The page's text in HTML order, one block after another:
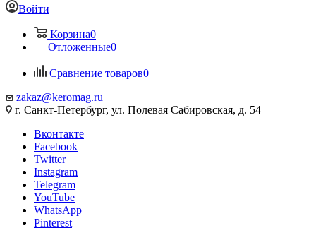
Войти
Корзина0
Отложенные0
Сравнение товаров0
zakaz@keromag.ru
г. Санкт-Петербург, ул. Полевая Сабировская, д. 54
Вконтакте
Facebook
Twitter
Instagram
Telegram
YouTube
WhatsApp
Pinterest